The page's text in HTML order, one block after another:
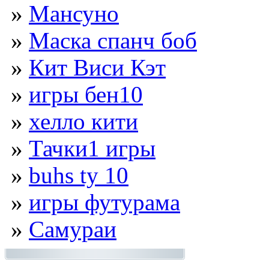
» Мансуно
» Маска спанч боб
» Кит Виси Кэт
» игры бен10
» хелло кити
» Тачки1 игры
» buhs ty 10
» игры футурама
» Самураи